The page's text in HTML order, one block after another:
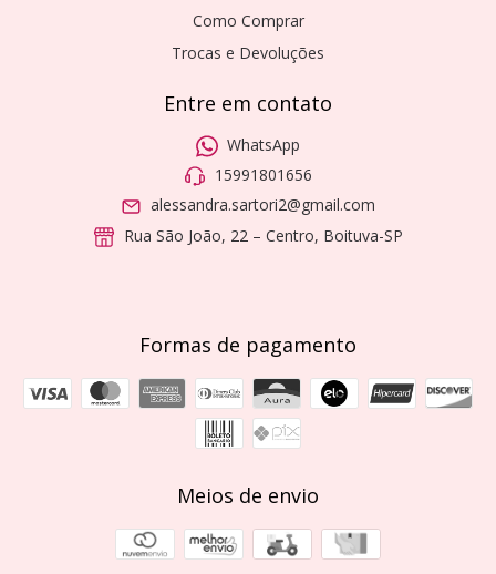
Como Comprar
Trocas e Devoluções
Entre em contato
WhatsApp
15991801656
alessandra.sartori2@gmail.com
Rua São João, 22 – Centro, Boituva-SP
Formas de pagamento
Meios de envio